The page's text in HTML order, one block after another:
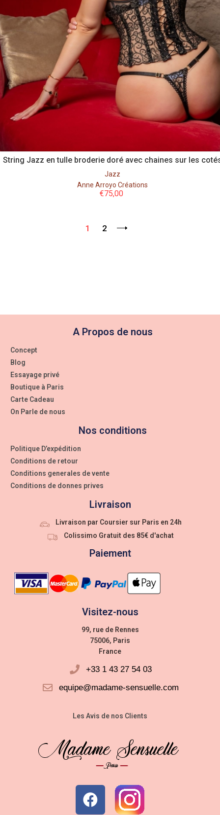
String Jazz en tulle broderie doré avec chaines sur les
Jazz
Anne Arroyo Créations
€75,00
1 2
A Propos de nous
Concept
Blog
Essayage privé
Boutique à Paris
Carte Cadeau
On Parle de nous
Nos conditions
Politique D’expédition
Conditions de retour
Conditions generales de vente
Conditions de donnes prives
Livraison
Livraison par Coursier sur Paris en 24h
Colissimo Gratuit des 85€ d'achat
Paiement
Visitez-nous
99, rue de Rennes
75006, Paris
France
+33 1 43 27 54 03
equipe@madame-sensuelle.com
Les Avis de nos Clients